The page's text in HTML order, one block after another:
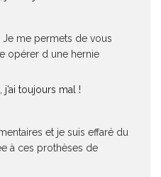
Je me permets de vous
opérer d une hernie
toujours mal !
et je suis effaré du
à ces prothèses de